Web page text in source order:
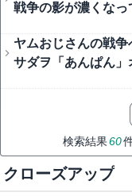
戦争の影が濃くな
ヤムおじさんの戦
サダヲ「あんぱん」
検索結果60
クローズアップ